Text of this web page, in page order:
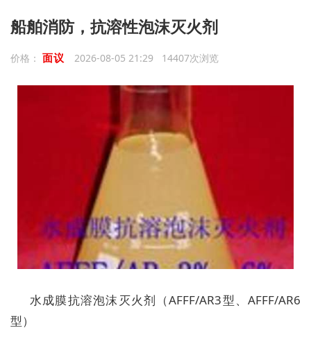
船舶消防，抗溶性泡沫灭火剂
价格： 面议 2026-08-05 21:29 14407次浏览
水成膜抗溶泡沫灭火剂（AFFF/AR3型、AFFF/AR6
型）